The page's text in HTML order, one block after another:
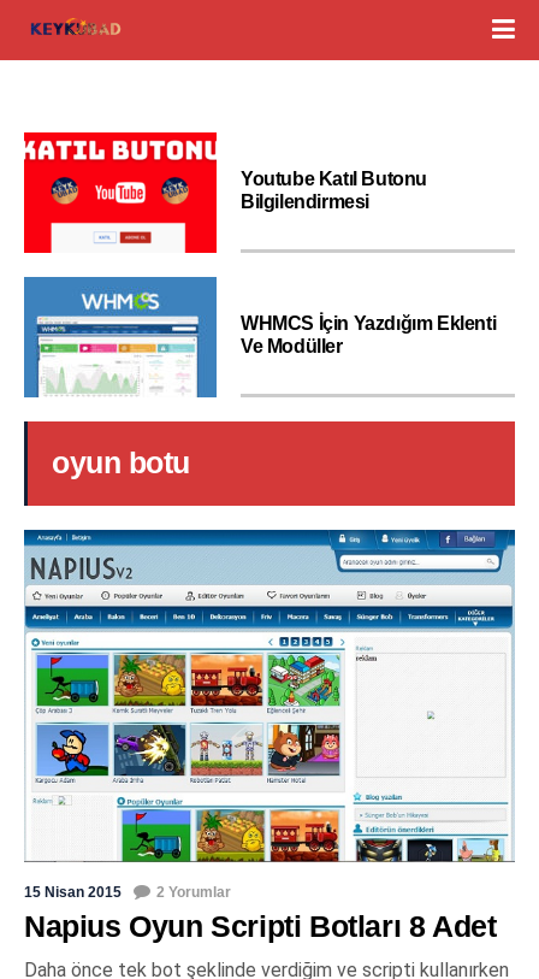
Youtube Katıl Butonu
Bilgilendirmesi
WHMCS İçin Yazdığım Eklenti
Ve Modüller
oyun botu
15 Nisan 2015 2 Yorumlar
Napius Oyun Scripti Botları 8 Adet
Daha önce tek bot şeklinde verdiğim ve scripti kullanırken